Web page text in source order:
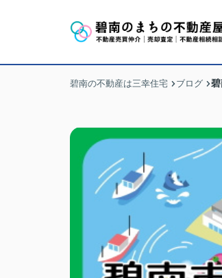
碧南の不動産は三幸住宅 ブログ